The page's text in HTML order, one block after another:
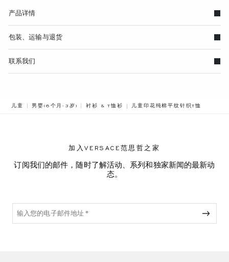
产品详情
包装、运输与退货
联系我们
儿童 男婴(6个月-3岁) 衬衫 & T恤衫 儿童印花纯棉平纹针织T恤
加入VERSACE范思哲之家
订阅我们的邮件，随时了解活动、系列和独家新闻的最新动
态。